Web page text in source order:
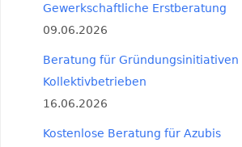
Gewerkschaftliche Erstberatung
09.06.2026
Beratung für Gründungsinitiativen
Kollektivbetrieben
16.06.2026
Kostenlose Beratung für Azubis